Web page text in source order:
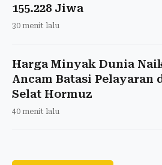
155.228 Jiwa
30 menit lalu
Harga Minyak Dunia
Ancam Batasi Pelayaran
Selat Hormuz
40 menit lalu